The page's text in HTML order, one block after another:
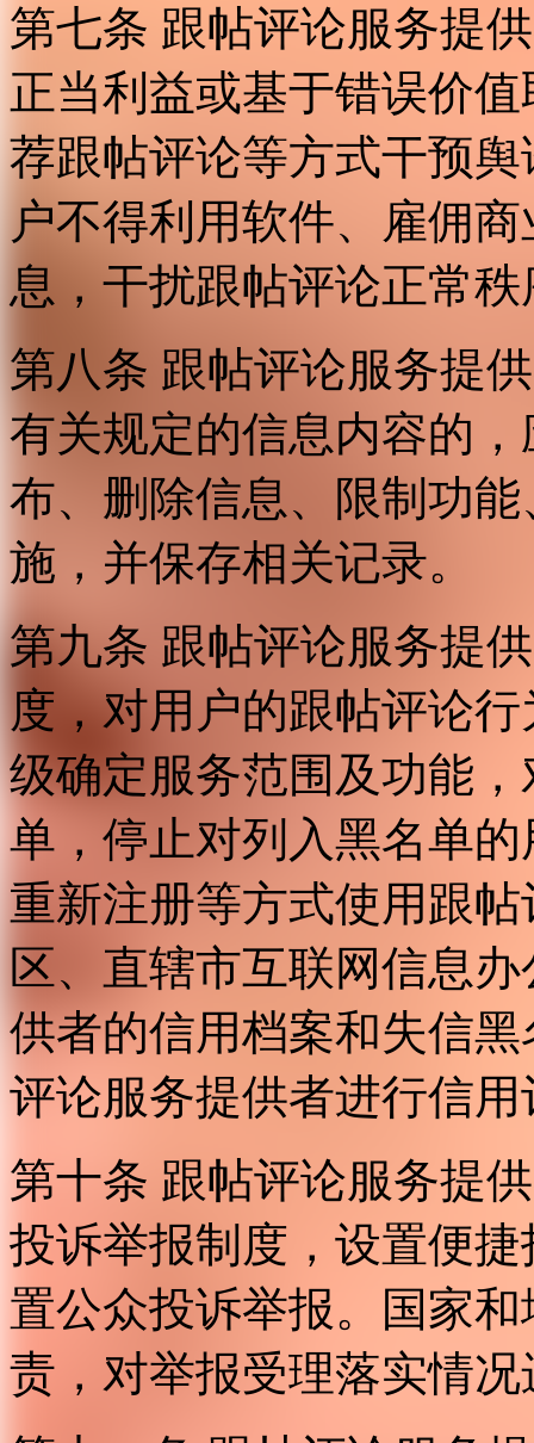
第七条 跟帖评论服务提
正当利益或基于错误价
荐跟帖评论等方式干预
户不得利用软件、雇佣
息，干扰跟帖评论正常
第八条 跟帖评论服务提
有关规定的信息内容的
布、删除信息、限制功
施，并保存相关记录。
第九条 跟帖评论服务提
度，对用户的跟帖评论
级确定服务范围及功能
单，停止对列入黑名单
重新注册等方式使用跟
区、直辖市互联网信息
供者的信用档案和失信
评论服务提供者进行信用
第十条 跟帖评论服务提
投诉举报制度，设置便
置公众投诉举报。国家
责，对举报受理落实情